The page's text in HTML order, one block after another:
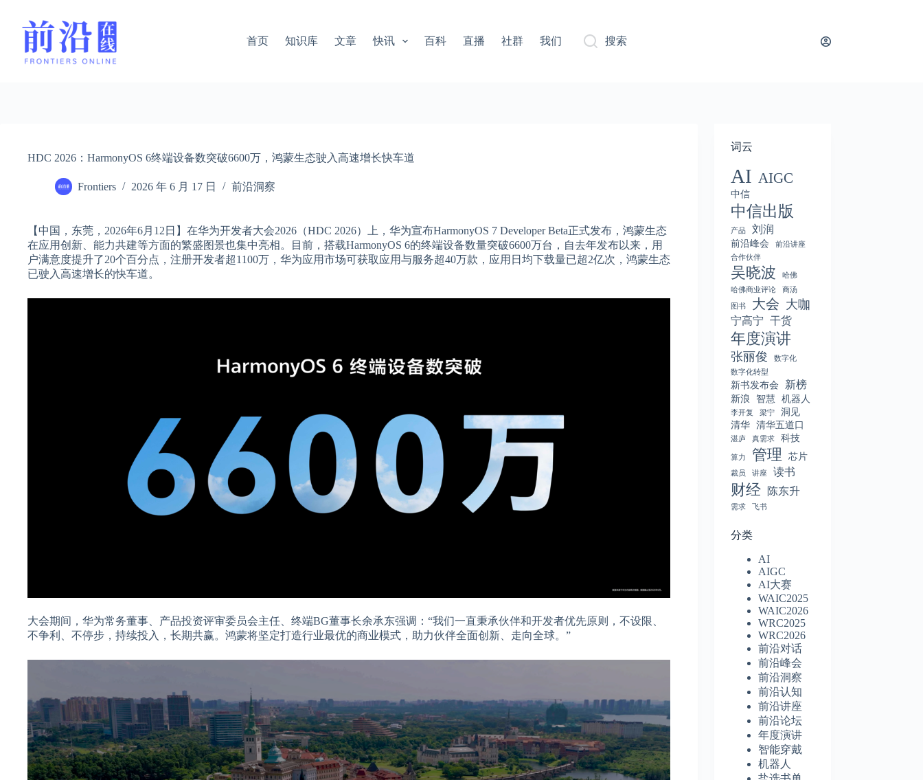
首页 知识库 文章 快讯 百科 直播 社群 我们 搜索
HDC 2026：HarmonyOS 6终端设备数突破6600万，鸿蒙生态驶入高速增长快车道
Frontiers 2026 年 6 月 17 日 前沿洞察
【中国，东莞，2026年6月12日】在华为开发者大会2026（HDC 2026）上，华为宣布HarmonyOS 7 Developer Beta正式发布，鸿蒙生态
在应用创新、能力共建等方面的繁盛图景也集中亮相。目前，搭载HarmonyOS 6的终端设备数量突破6600万台，自去年发布以来，用
户满意度提升了20个百分点，注册开发者超1100万，华为应用市场可获取应用与服务超40万款，应用日均下载量已超2亿次，鸿蒙生态
已驶入高速增长的快车道。
大会期间，华为常务董事、产品投资评审委员会主任、终端BG董事长余承东强调：“我们一直秉承伙伴和开发者优先原则，不设限、
不争利、不停步，持续投入，长期共赢。鸿蒙将坚定打造行业最优的商业模式，助力伙伴全面创新、走向全球。”
词云
AI AIGC
中信
中信出版
产品 刘润
前沿峰会
前沿讲座
合作伙伴
吴晓波
哈佛
哈佛商业评论
商汤
图书 大会 大咖
宁高宁 干货
年度演讲
张丽俊
数字化
数字化转型
新书发布会 新榜
新浪 智慧 机器人
李开复 梁宁
洞见
清华
清华五道口
湛庐 真需求 科技
算力 管理 芯片
裁员 讲座 读书
财经 陈东升
需求 飞书
分类
AI
AIGC
AI大赛
WAIC2025
WAIC2026
WRC2025
WRC2026
前沿对话
前沿峰会
前沿洞察
前沿认知
前沿讲座
前沿论坛
年度演讲
智能穿戴
机器人